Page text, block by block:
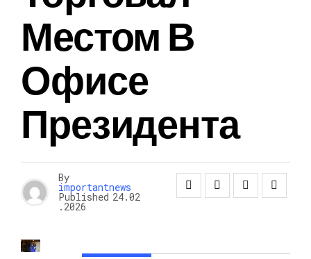
Местом В
Офисе
Президента
By
importantnews
Published 24.02
.2026